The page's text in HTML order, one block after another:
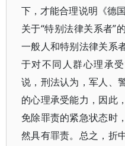
下，才能合理说明《德
关于“特别法律关系者”
一般人和特别法律关系
于对不同人群心理承
说，刑法认为，军人、
的心理承受能力，因此
免除罪责的紧急状态时
然具有罪责。总之，折